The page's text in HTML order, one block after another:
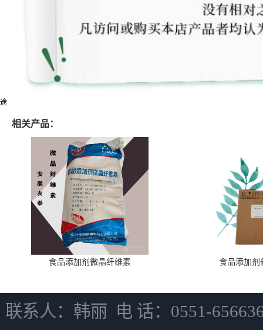
途
相关产品：
食品添加剂微晶纤维素 食品添加剂
联系人：韩丽 电 话：0551-